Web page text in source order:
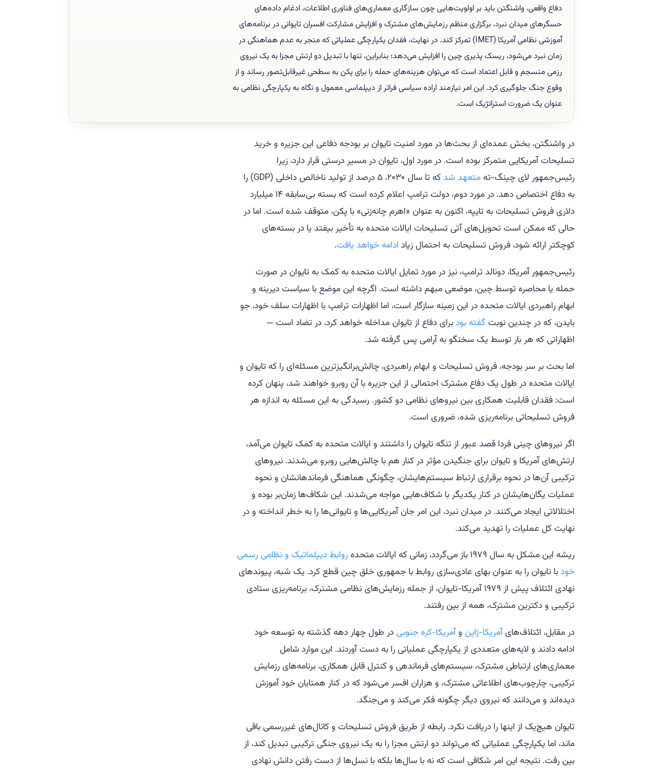
دفاع واقعی، واشنگتن باید بر اولویت‌هایی چون سازگاری معماری‌های فناوری اطلاعات، ادغام داده‌های
حسگرهای میدان نبرد، برگزاری منظم رزمایش‌های مشترک و افزایش مشارکت افسران تایوانی در برنامه‌های
آموزشی نظامی آمریکا (IMET) تمرکز کند. در نهایت، فقدان یکپارچگی عملیاتی که منجر به عدم هماهنگی در
زمان نبرد می‌شود، ریسک‌ پذیری چین را افزایش می‌دهد؛ بنابراین، تنها با تبدیل دو ارتش مجزا به یک نیروی
رزمی منسجم و قابل اعتماد است که می‌توان هزینه‌های حمله را برای پکن به سطحی غیرقابل‌تصور رساند و از
وقوع جنگ جلوگیری کرد. این امر نیازمند اراده سیاسی فراتر از دیپلماسی معمول و نگاه به یکپارچگی نظامی به
عنوان یک ضرورت استراتژیک است.
در واشنگتن، بخش عمده‌ای از بحث‌ها در مورد امنیت تایوان بر بودجه دفاعی این جزیره و خرید
تسلیحات آمریکایی متمرکز بوده است. در مورد اول، تایوان در مسیر درستی قرار دارد، زیرا
رئیس‌جمهور لای چینگ-ته متعهد شد
که تا سال ۲۰۳۰، ۵ درصد از تولید ناخالص داخلی (GDP) را
به دفاع اختصاص دهد. در مورد دوم، دولت ترامپ اعلام کرده است که بسته بی‌سابقه ۱۴ میلیارد
دلاری فروش تسلیحات به تایپه، اکنون به عنوان «اهرم چانه‌زنی» با پکن، متوقف شده است. اما در
حالی که ممکن است تحویل‌های آتی تسلیحات ایالات متحده به تأخیر بیفتد یا در بسته‌های
کوچکتر ارائه شود، فروش تسلیحات به احتمال زیاد ادامه خواهد یافت.
رئیس‌جمهور آمریکا، دونالد ترامپ، نیز در مورد تمایل ایالات متحده به کمک به تایوان در صورت
حمله یا محاصره توسط چین، موضعی مبهم داشته است. اگرچه این موضع با سیاست دیرینه و
ابهام راهبردی ایالات متحده در این زمینه سازگار است، اما اظهارات ترامپ با اظهارات سلف خود، جو
بایدن، که در چندین نوبت گفته بودبرای دفاع از تایوان مداخله خواهد کرد، در تضاد است —
اظهاراتی که هر بار توسط یک سخنگو به آرامی پس گرفته شد.
اما بحث بر سر بودجه، فروش تسلیحات و ابهام راهبردی، چالش‌برانگیزترین مسئله‌ای را که تایوان و
ایالات متحده در طول یک دفاع مشترک احتمالی از این جزیره با آن روبرو خواهند شد، پنهان کرده
است: فقدان قابلیت همکاری بین نیروهای نظامی دو کشور. رسیدگی به این مسئله به اندازه هر
فروش تسلیحاتی برنامه‌ریزی شده، ضروری است.
اگر نیروهای چینی فردا قصد عبور از تنگه تایوان را داشتند و ایالات متحده به کمک تایوان می‌آمد،
ارتش‌های آمریکا و تایوان برای جنگیدن مؤثر در کنار هم با چالش‌هایی روبرو می‌شدند. نیروهای
ترکیبی آن‌ها در نحوه برقراری ارتباط سیستم‌هایشان، چگونگی هماهنگی فرماندهانشان و نحوه
عملیات یگان‌هایشان در کنار یکدیگر با شکاف‌هایی مواجه می‌شدند. این شکاف‌ها زمان‌بر بوده و
اختلالاتی ایجاد می‌کنند. در میدان نبرد، این امر جان آمریکایی‌ها و تایوانی‌ها را به خطر انداخته و در
نهایت کل عملیات را تهدید می‌کند.
ریشه این مشکل به سال ۱۹۷۹ باز می‌گردد، زمانی که ایالات متحده
روابط دیپلماتیک و نظامی رسمی
خودبا تایوان را به عنوان بهای عادی‌سازی روابط با جمهوری خلق چین قطع کرد. یک شبه، پیوندهای
نهادی ائتلاف پیش از ۱۹۷۹ آمریکا-تایوان، از جمله رزمایش‌های نظامی مشترک، برنامه‌ریزی ستادی
ترکیبی و دکترین مشترک، همه از بین رفتند.
در مقابل، ائتلاف‌هایآمریکا-ژاپن وآمریکا-کره جنوبی در طول چهار دهه گذشته به توسعه خود
ادامه دادند و لایه‌های متعددی از یکپارچگی عملیاتی را به دست آوردند. این موارد شامل
معماری‌های ارتباطی مشترک، سیستم‌های فرماندهی و کنترل قابل همکاری، برنامه‌های رزمایش
ترکیبی، چارچوب‌های اطلاعاتی مشترک، و هزاران افسر می‌شود که در کنار همتایان خود آموزش
دیده‌اند و می‌دانند که نیروی دیگر چگونه فکر می‌کند و می‌جنگد.
تایوان هیچ‌یک از اینها را دریافت نکرد. رابطه از طریق فروش تسلیحات و کانال‌های غیررسمی باقی
ماند، اما یکپارچگی عملیاتی که می‌تواند دو ارتش مجزا را به یک نیروی جنگی ترکیبی تبدیل کند، از
بین رفت. نتیجه این امر شکافی است که نه با سال‌ها بلکه با نسل‌ها از دست رفتن دانش نهادی